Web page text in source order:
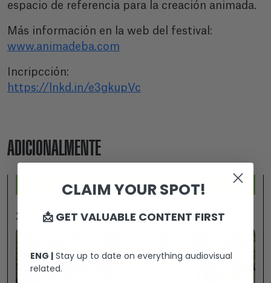
espacio de referencia para la creación animada.
Más información en la web del festival:
www.animadeba.com
Incripcción:
https://lnkd.in/e3gkupVc
ADICIONALMENTE
2026-07-25
CLAIM YOUR SPOT!
📩 GET VALUABLE CONTENT FIRST
ENG | Stay up to date on everything audiovisual
related.